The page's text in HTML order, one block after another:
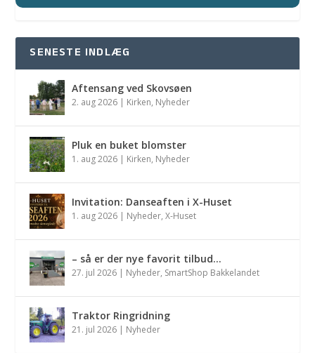
SENESTE INDLÆG
Aftensang ved Skovsøen
2. aug 2026 | Kirken, Nyheder
Pluk en buket blomster
1. aug 2026 | Kirken, Nyheder
Invitation: Danseaften i X-Huset
1. aug 2026 | Nyheder,X-Huset
– så er der nye favorit tilbud…
27. jul 2026 | Nyheder, SmartShop Bakkelandet
Traktor Ringridning
21. jul 2026 | Nyheder